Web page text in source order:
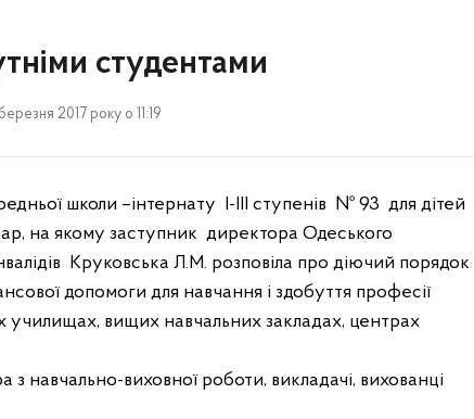
студентами
2017 року о 11:19
школи –інтернату І-ІІІ ступенів № 93 для дітей
на якому заступник директора Одеського
Круковська Л.М. розповіла про діючий порядок
допомоги для навчання і здобуття професії
училищах, вищих навчальних закладах, центрах
з навчально-виховної роботи, викладачі, вихованці